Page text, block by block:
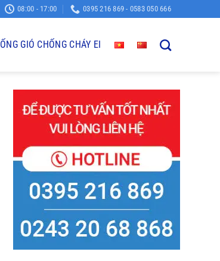
08:00 - 17:00 0395 216 869 - 0583 050 666
ỐNG GIÓ CHỐNG CHÁY EI